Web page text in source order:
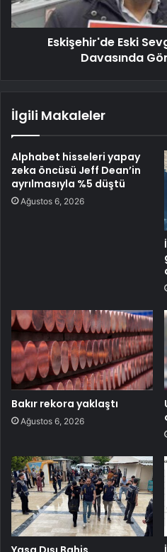
Eskişehir'de Eski
Davasında
İlgili Makaleler
Alphabet hisseleri yapay
zeka öncüsü Jeff Dean’in
ayrılmasıyla %5 düştü
Ağustos 6, 2026
Bakır rekora yaklaştı
Ağustos 6, 2026